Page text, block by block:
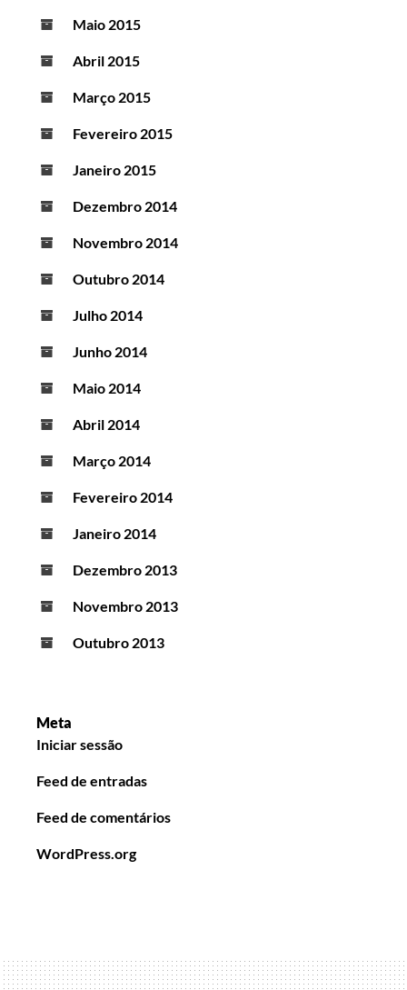
Maio 2015
Abril 2015
Março 2015
Fevereiro 2015
Janeiro 2015
Dezembro 2014
Novembro 2014
Outubro 2014
Julho 2014
Junho 2014
Maio 2014
Abril 2014
Março 2014
Fevereiro 2014
Janeiro 2014
Dezembro 2013
Novembro 2013
Outubro 2013
Meta
Iniciar sessão
Feed de entradas
Feed de comentários
WordPress.org